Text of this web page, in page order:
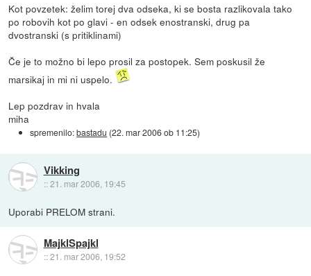
Kot povzetek: želim torej dva odseka, ki se bosta razlikovala tako
po robovih kot po glavi - en odsek enostranski, drug pa
dvostranski (s pritiklinami)
Če je to možno bi lepo prosil za postopek. Sem poskusil že
marsikaj in mi ni uspelo.
Lep pozdrav in hvala
miha
spremenilo:bastadu (22. mar 2006 ob 11:25)
Vikking
::21. mar 2006, 19:45
Uporabi PRELOM strani.
MajklSpajkl
::21. mar 2006, 19:52